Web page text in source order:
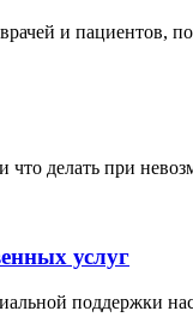
и пациентов,
делать при
услуг
поддержки